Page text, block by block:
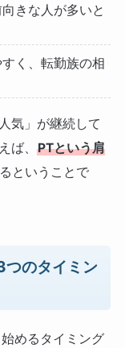
きな人が多いと
く、転勤族の相
気」が継続して
ば、 PTという肩
ということで
のタイミン
めるタイミング